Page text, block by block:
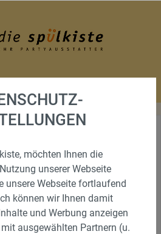
GOURMET
möchten Ihnen die
unserer Webseite
unsere Webseite fortlaufend
können wir Ihnen damit
und Werbung anzeigen
ausgewählten Partnern (u.